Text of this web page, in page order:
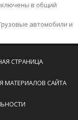
в общий
автомобили и
СТРАНИЦА
МАТЕРИАЛОВ САЙТА